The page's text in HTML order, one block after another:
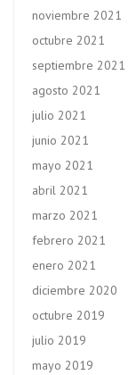
noviembre 2021
octubre 2021
septiembre 2021
agosto 2021
julio 2021
junio 2021
mayo 2021
abril 2021
marzo 2021
febrero 2021
enero 2021
diciembre 2020
octubre 2019
julio 2019
mayo 2019